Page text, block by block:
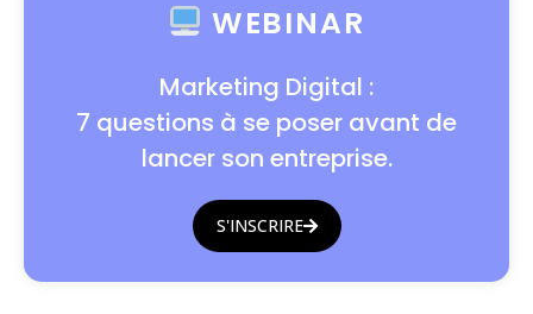
WEBINAR
Marketing Digital :
7 questions à se poser avant de
lancer son entreprise.
S'INSCRIRE